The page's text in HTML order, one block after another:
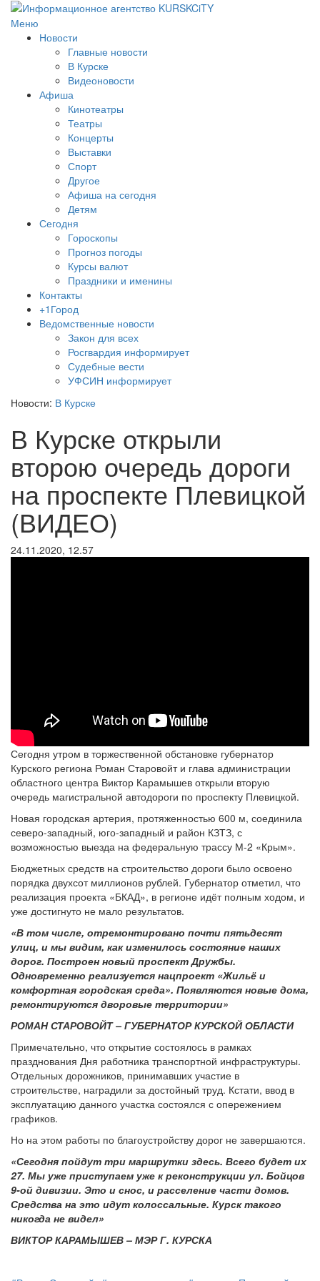
Меню
Новости
Главные новости
В Курске
Видеоновости
Афиша
Кинотеатры
Театры
Концерты
Выставки
Спорт
Другое
Афиша на сегодня
Детям
Сегодня
Гороскопы
Прогноз погоды
Курсы валют
Праздники и именины
Контакты
+1Город
Ведомственные новости
Закон для всех
Росгвардия информирует
Судебные вести
УФСИН информирует
Новости: В Курске
В Курске открыли
второю очередь дороги
на проспекте Плевицкой
(ВИДЕО)
24.11.2020, 12.57
Сегодня утром в торжественной обстановке губернатор
Курского региона Роман Старовойт и глава администрации
областного центра Виктор Карамышев открыли вторую
очередь магистральной автодороги по проспекту Плевицкой.
Новая городская артерия, протяженностью 600 м, соединила
северо-западный, юго-западный и район КЗТЗ, с
возможностью выезда на федеральную трассу М-2 «Крым».
Бюджетных средств на строительство дороги было освоено
порядка двухсот миллионов рублей. Губернатор отметил, что
реализация проекта «БКАД», в регионе идёт полным ходом, и
уже достигнуто не мало результатов.
«В том числе, отремонтировано почти пятьдесят
улиц, и мы видим, как изменилось состояние наших
дорог. Построен новый проспект Дружбы.
Одновременно реализуется нацпроект «Жильё и
комфортная городская среда». Появляются новые дома,
ремонтируются дворовые территории»
РОМАН СТАРОВОЙТ – ГУБЕРНАТОР КУРСКОЙ ОБЛАСТИ
Примечательно, что открытие состоялось в рамках
празднования Дня работника транспортной инфраструктуры.
Отдельных дорожников, принимавших участие в
строительстве, наградили за достойный труд. Кстати, ввод в
эксплуатацию данного участка состоялся с опережением
графиков.
Но на этом работы по благоустройству дорог не завершаются.
«Сегодня пойдут три маршрутки здесь. Всего будет их
27. Мы уже приступаем уже к реконструкции ул. Бойцов
9-ой дивизии. Это и снос, и расселение части домов.
Средства на это идут колоссальные. Курск такого
никогда не видел»
ВИКТОР КАРАМЫШЕВ – МЭР Г. КУРСКА